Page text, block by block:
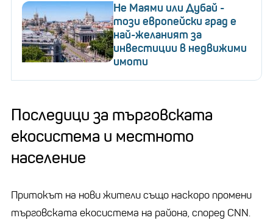
Не Маями или Дубай -
този европейски град е
най-желаният за
инвестиции в недвижими
имоти
Последици за търговската
екосистема и местното
население
Притокът на нови жители също наскоро промени
търговската екосистема на района, според CNN.